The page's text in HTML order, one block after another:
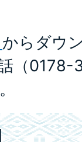
からダウ
（